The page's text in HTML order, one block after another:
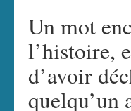
Un mot
l’histoire,
d’avoir
quelqu’un